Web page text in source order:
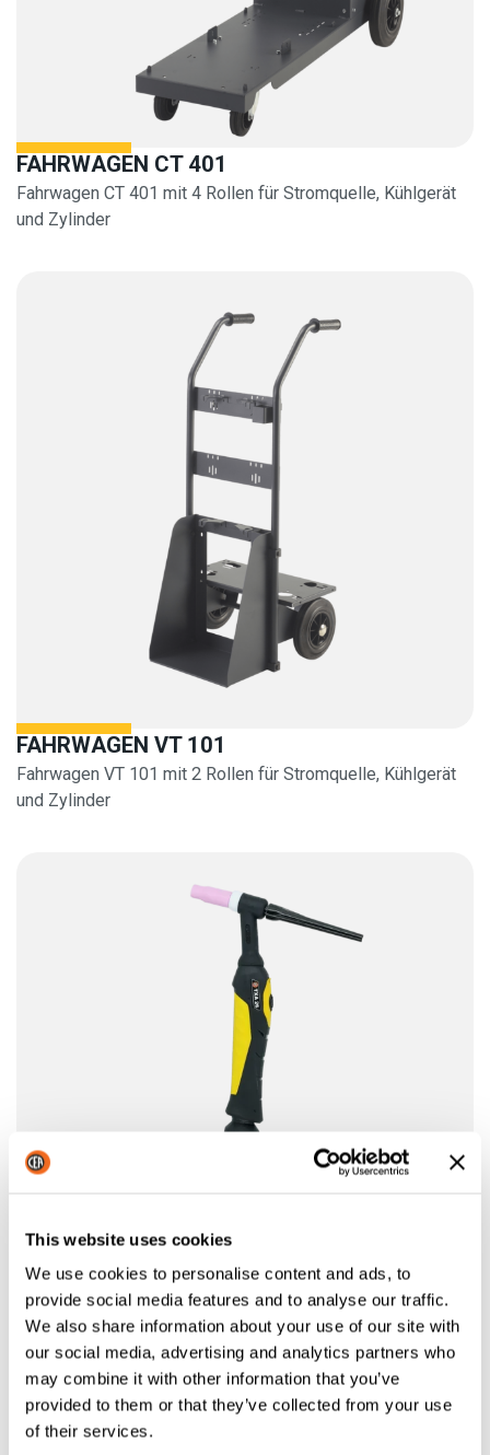
This website uses cookies
We use cookies to personalise content and ads, to
provide social media features and to analyse our traffic.
We also share information about your use of our site with
our social media, advertising and analytics partners who
may combine it with other information that you’ve
provided to them or that they’ve collected from your use
of their services.
FAHRWAGEN CT 401
Fahrwagen CT 401 mit 4 Rollen für Stromquelle, Kühlgerät
und Zylinder
FAHRWAGEN VT 101
Fahrwagen VT 101 mit 2 Rollen für Stromquelle, Kühlgerät
und Zylinder
CEA-BRENNER TXA 26.4
CEA-Brenner TXA 26.4 4 m – 250 A 60% (DC)